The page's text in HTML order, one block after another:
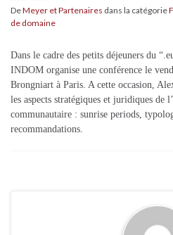
DeMeyer et Partenaires dans la catégorie
de domaine
Dans le cadre des petits déjeuners du
INDOM organise une conférence le
Brongniart à Paris. A cette occasion,
les aspects stratégiques et juridiques de
communautaire : sunrise periods,
recommandations.